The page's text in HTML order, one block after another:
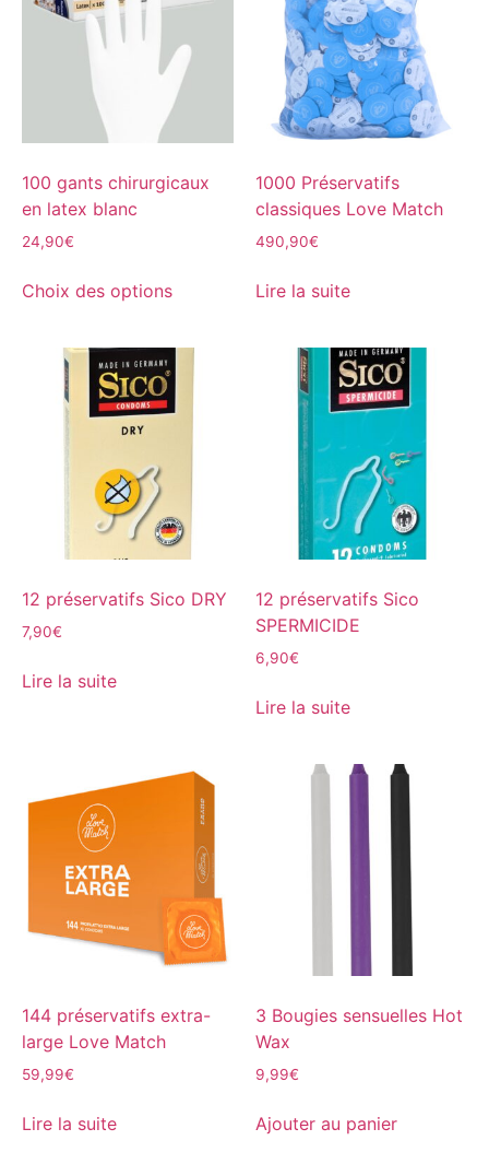
100 gants chirurgicaux
en latex blanc
24,90€
Choix des options
1000 Préservatifs
classiques Love Match
490,90€
Lire la suite
12 préservatifs Sico DRY
7,90€
Lire la suite
12 préservatifs Sico
SPERMICIDE
6,90€
Lire la suite
144 préservatifs extra-
large Love Match
59,99€
Lire la suite
3 Bougies sensuelles Hot
Wax
9,99€
Ajouter au panier